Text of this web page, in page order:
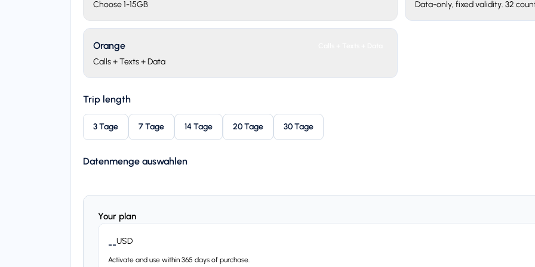
Choose 1-15GB Data-only, fixed validity. 32
Orange
Calls + Texts + Data
Trip length
3 Tage 7 Tage 14 Tage 20 Tage 30 Tage
Datenmenge auswahlen
Your plan
--USD
Activate and use within 365 days of purchase.